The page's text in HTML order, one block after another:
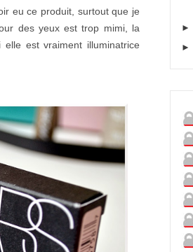
eu ce produit, surtout que je
des yeux est trop mimi, la
est vraiment illuminatrice
►
►